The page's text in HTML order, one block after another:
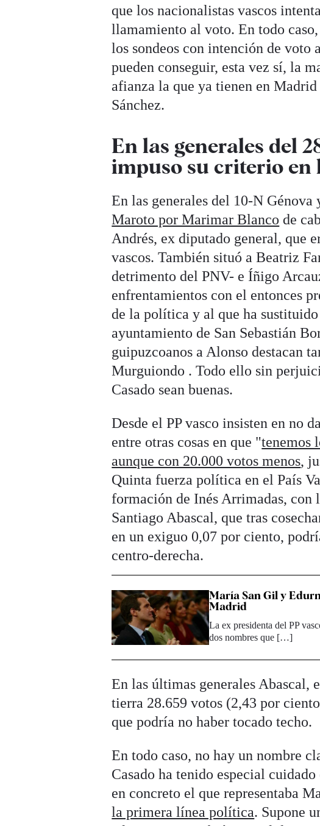
que los nacionalistas vascos
llamamiento al voto. En todo
los sondeos con intención de voto
pueden conseguir, esta vez sí, la
afianza la que ya tienen en
Sánchez.
En las generales del
impuso su criterio en
En las generales del 10-N Génova
Maroto por Marimar Blanco de
Andrés, ex diputado general, que
vascos. También situó a Beatriz
detrimento del PNV- e Íñigo
enfrentamientos con el entonces
de la política y al que ha
ayuntamiento de San Sebastián
guipuzcoanos a Alonso destacan
Murguiondo . Todo ello sin
Casado sean buenas.
Desde el PP vasco insisten en no
entre otras cosas en que "tenemos
aunque con 20.000 votos menos,
Quinta fuerza política en el País
formación de Inés Arrimadas, con
Santiago Abascal, que tras
en un exiguo 0,07 por ciento,
centro-derecha.
María San Gil y
Madrid
La ex presidenta del PP
dos nombres que […]
En las últimas generales Abascal,
tierra 28.659 votos (2,43 por
que podría no haber tocado techo.
En todo caso, no hay un nombre
Casado ha tenido especial
en concreto el que representaba
la primera línea política. Supone